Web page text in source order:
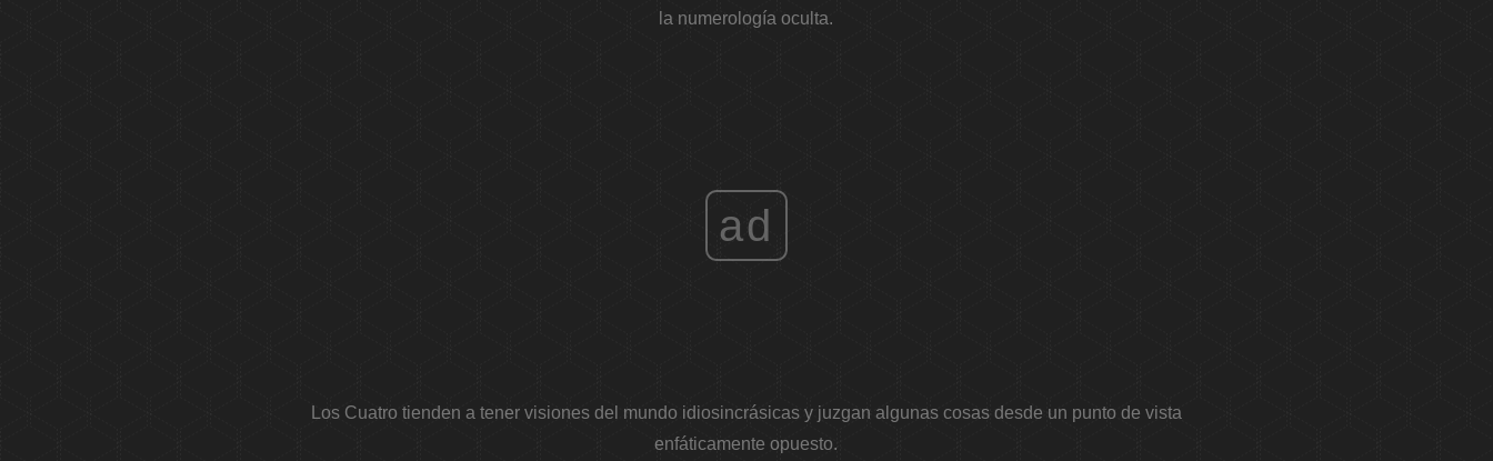
la numerología oculta.
ad
Los Cuatro tienden a tener visiones del mundo idiosincrásicas y juzgan algunas cosas desde un punto de vista
enfáticamente opuesto.